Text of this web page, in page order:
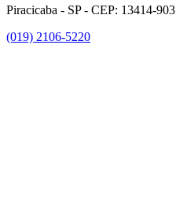
Piracicaba - SP - CEP: 13414-903
(019) 2106-5220